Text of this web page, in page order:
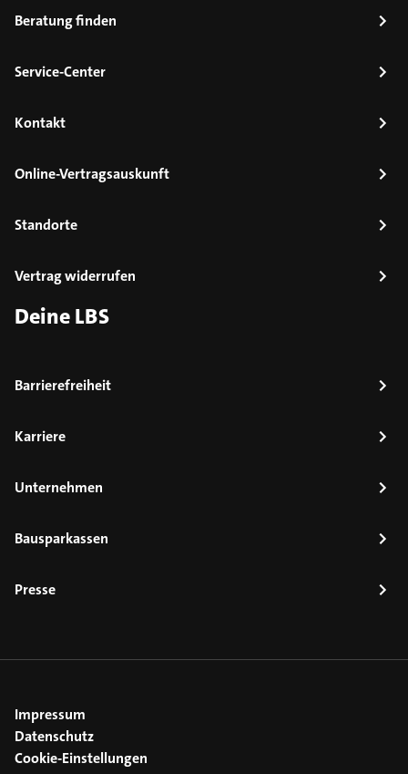
Beratung finden
Service-Center
Kontakt
Online-Vertragsauskunft
Standorte
Vertrag widerrufen
Deine LBS
Barrierefreiheit
Karriere
Unternehmen
Bausparkassen
Presse
Impressum
Datenschutz
Cookie-Einstellungen